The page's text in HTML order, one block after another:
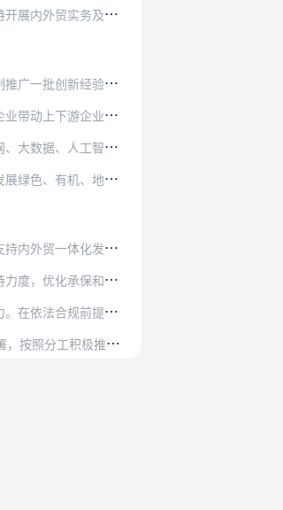
上线下融合、内外贸…
发挥自由贸易试验区…
市场。建设农业国际…
产业深度融合。促进“…
农产品公共品牌。支…
发行专项债券支持符…
险机构开展国内贸易…
依托应收账款、存货…
各
地方、各有关部门要以习近平新时代中国特色社会主义思想为指导，全面贯彻党的二十大精神，坚决贯彻落实党中央、国务院决策部署，按照分工积极推进各项政策措施落实，打通…